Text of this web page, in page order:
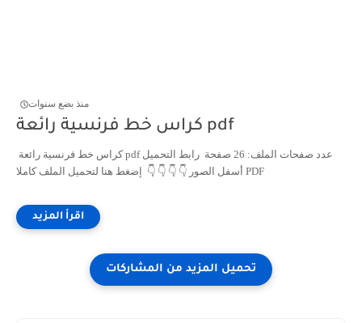
منذ بضع سنوات
كراس خط فرنسية رائعة pdf
أسفل الصور 👇 👇 👇 👇 إضغط هنا لتحميل الملف كاملا PDF